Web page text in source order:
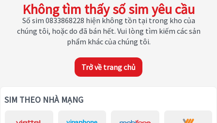
Không tìm thấy số sim yêu cầu
Số sim 0833868228 hiện không tồn tại trong kho của
chúng tôi, hoặc do đã bán hết. Vui lòng tìm kiếm các sản
phẩm khác của chúng tôi.
Trở về trang chủ
SIM THEO NHÀ MẠNG